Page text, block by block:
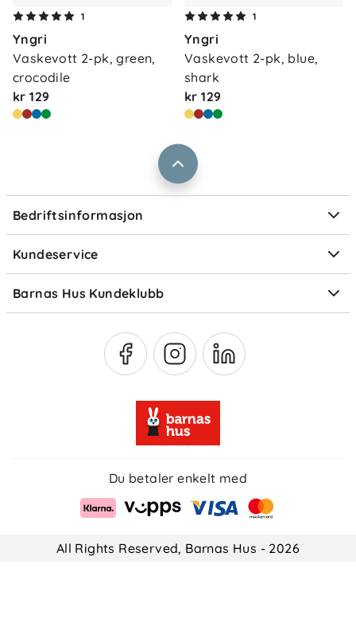
1
Yngri
Vaskevott 2-pk, green,
crocodile
kr 129
1
Yngri
Vaskevott 2-pk, blue,
shark
kr 129
Bedriftsinformasjon
Om oss
Våre butikker
Vårt samfunnsansvar
Jobbe i Barnas Hus
Størrelsesguider
Kundeservice
Kontakt oss
Frakt og levering
Retur og reklamasjon
Salgsbetingelser
Ofte stilte spørsmål
Om Klarna
Barnas Hus Kundeklubb
Medlemsvilkår
Du betaler enkelt med
All Rights Reserved, Barnas Hus - 2026